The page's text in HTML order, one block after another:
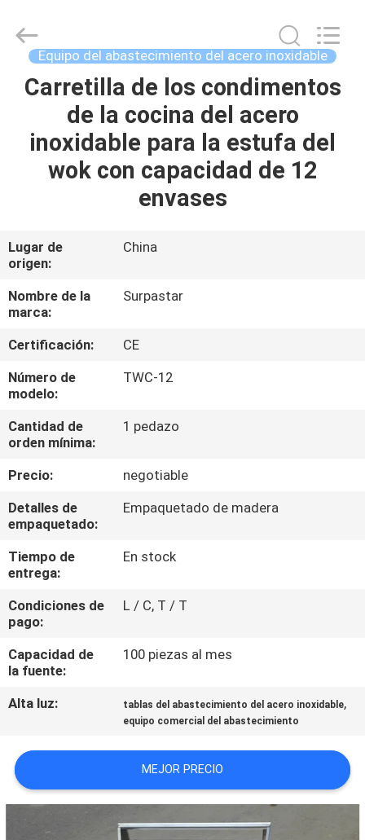
HOGAR
PRODUCTOS
SOBRE
NOSOTROS
VIAJE
DE
LA
FÁBRICA
DE
CALIDAD
ÉNTRENOS
CONTACTO
CON
NOTICIAS
CASOS
VR
Catering
equipments
Reserved.
Equipo del abastecimiento del acero inoxidable
Carretilla de los condimentos
de la cocina del acero
inoxidable para la estufa del
wok con capacidad de 12
envases
Lugar de
origen:
China
Nombre de la
marca:
Surpastar
Certificación:
CE
Número de
modelo:
TWC-12
Cantidad de
orden mínima:
1 pedazo
Precio:
negotiable
Detalles de
empaquetado:
Empaquetado de madera
Tiempo de
entrega:
En stock
Condiciones de
pago:
L / C, T / T
Capacidad de
la fuente:
100 piezas al mes
Alta luz: tablas del abastecimiento del acero inoxidable,
equipo comercial del abastecimiento
MEJOR PRECIO